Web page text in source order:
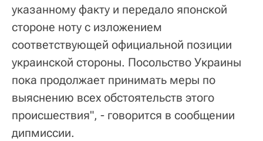
указанному факту и передало японской
стороне ноту с изложением
соответствующей официальной позиции
украинской стороны. Посольство Украины
пока продолжает принимать меры по
выяснению всех обстоятельств этого
происшествия", - говорится в сообщении
дипмиссии.